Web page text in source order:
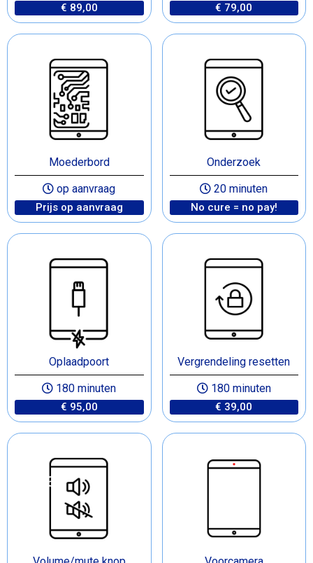
€ 89,00 € 79,00
Moederbord
op aanvraag
Prijs op aanvraag
Onderzoek
20 minuten
No cure = no pay!
Oplaadpoort
180 minuten
€ 95,00
Vergrendeling resetten
180 minuten
€ 39,00